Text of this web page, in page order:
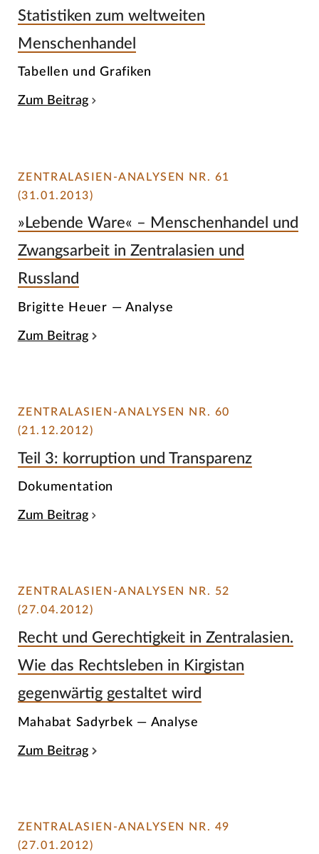
Statistiken zum weltweiten
Menschenhandel
Tabellen und Grafiken
Zum Beitrag
ZENTRALASIEN-ANALYSEN NR. 61
(31.01.2013)
»Lebende Ware« – Menschenhandel und
Zwangsarbeit in Zentralasien und
Russland
Brigitte Heuer — Analyse
Zum Beitrag
ZENTRALASIEN-ANALYSEN NR. 60
(21.12.2012)
Teil 3: korruption und Transparenz
Dokumentation
Zum Beitrag
ZENTRALASIEN-ANALYSEN NR. 52
(27.04.2012)
Recht und Gerechtigkeit in Zentralasien.
Wie das Rechtsleben in Kirgistan
gegenwärtig gestaltet wird
Mahabat Sadyrbek — Analyse
Zum Beitrag
ZENTRALASIEN-ANALYSEN NR. 49
(27.01.2012)